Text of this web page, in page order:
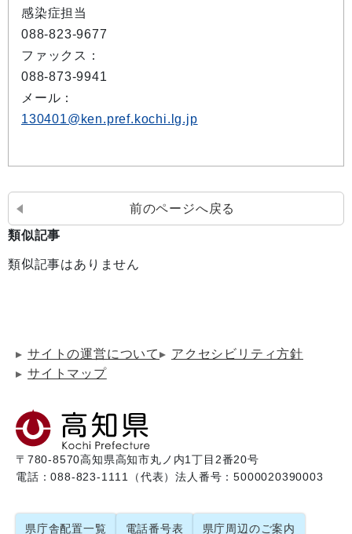
感染症担当
088-823-9677
ファックス：
088-873-9941
メール：
130401@ken.pref.kochi.lg.jp
前のページへ戻る
類似記事
類似記事はありません
サイトの運営について
アクセシビリティ方針
サイトマップ
〒780-8570高知県高知市丸ノ内1丁目2番20号
電話：088-823-1111（代表）法人番号：5000020390003
県庁舎配置一覧 電話番号表 県庁周辺のご案内